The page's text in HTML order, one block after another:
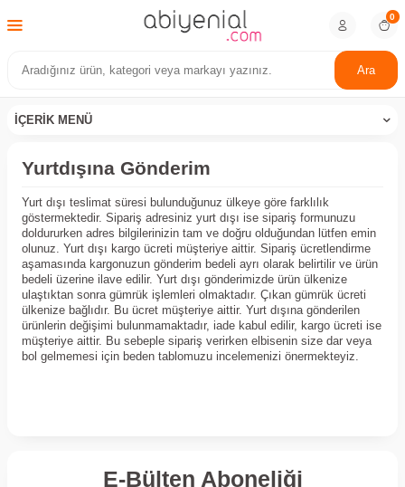
Ara
0
İÇERIK MENÜ
Yurtdışına Gönderim
Yurt dışı teslimat süresi bulunduğunuz ülkeye göre farklılık
göstermektedir. Sipariş adresiniz yurt dışı ise sipariş formunuzu
doldururken adres bilgilerinizin tam ve doğru olduğundan lütfen emin
olunuz. Yurt dışı kargo ücreti müşteriye aittir. Sipariş ücretlendirme
aşamasında kargonuzun gönderim bedeli ayrı olarak belirtilir ve ürün
bedeli üzerine ilave edilir. Yurt dışı gönderimizde ürün ülkenize
ulaştıktan sonra gümrük işlemleri olmaktadır. Çıkan gümrük ücreti
ülkenize bağlıdır. Bu ücret müşteriye aittir. Yurt dışına gönderilen
ürünlerin değişimi bulunmamaktadır, iade kabul edilir, kargo ücreti ise
müşteriye aittir. Bu sebeple sipariş verirken elbisenin size dar veya
bol gelmemesi için beden tablomuzu incelemenizi önermekteyiz.
E-Bülten Aboneliği